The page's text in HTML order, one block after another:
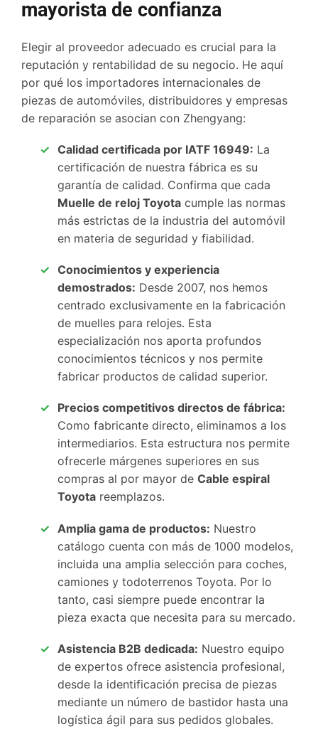
mayorista de confianza
Elegir al proveedor adecuado es crucial para la
reputación y rentabilidad de su negocio. He aquí
por qué los importadores internacionales de
piezas de automóviles, distribuidores y empresas
de reparación se asocian con Zhengyang:
Calidad certificada por IATF 16949: La
certificación de nuestra fábrica es su
garantía de calidad. Confirma que cada
Muelle de reloj Toyotacumple las normas
más estrictas de la industria del automóvil
en materia de seguridad y fiabilidad.
Conocimientos y experiencia
demostrados: Desde 2007, nos hemos
centrado exclusivamente en la fabricación
de muelles para relojes. Esta
especialización nos aporta profundos
conocimientos técnicos y nos permite
fabricar productos de calidad superior.
Precios competitivos directos de fábrica:
Como fabricante directo, eliminamos a los
intermediarios. Esta estructura nos permite
ofrecerle márgenes superiores en sus
compras al por mayor de Cable espiral
Toyotareemplazos.
Amplia gama de productos: Nuestro
catálogo cuenta con más de 1000 modelos,
incluida una amplia selección para coches,
camiones y todoterrenos Toyota. Por lo
tanto, casi siempre puede encontrar la
pieza exacta que necesita para su mercado.
Asistencia B2B dedicada: Nuestro equipo
de expertos ofrece asistencia profesional,
desde la identificación precisa de piezas
mediante un número de bastidor hasta una
logística ágil para sus pedidos globales.